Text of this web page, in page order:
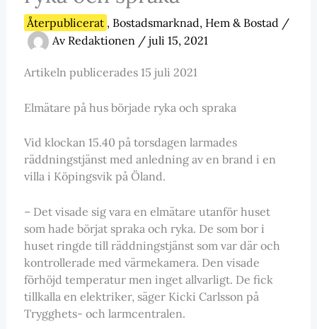
Återpublicerat , Bostadsmarknad, Hem & Bostad /
Av Redaktionen / juli 15, 2021
Artikeln publicerades 15 juli 2021
Elmätare på hus började ryka och spraka
Vid klockan 15.40 på torsdagen larmades
räddningstjänst med anledning av en brand i en
villa i Köpingsvik på Öland.
– Det visade sig vara en elmätare utanför huset
som hade börjat spraka och ryka. De som bor i
huset ringde till räddningstjänst som var där och
kontrollerade med värmekamera. Den visade
förhöjd temperatur men inget allvarligt. De fick
tillkalla en elektriker, säger Kicki Carlsson på
Trygghets- och larmcentralen.